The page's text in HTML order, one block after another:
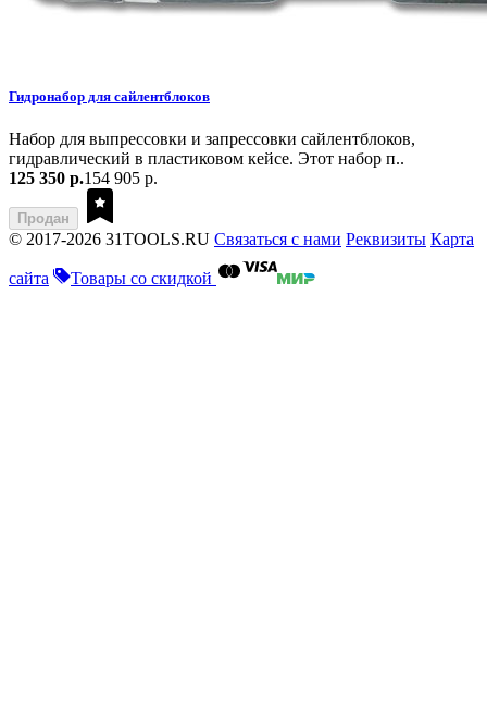
Гидронабор для сайлентблоков
Набор для выпрессовки и запрессовки сайлентблоков,
гидравлический в пластиковом кейсе. Этот набор п..
125 350 р.154 905 р.
Продан
© 2017-2026 31TOOLS.RU Связаться с нами Реквизиты Карта
сайта Товары со скидкой